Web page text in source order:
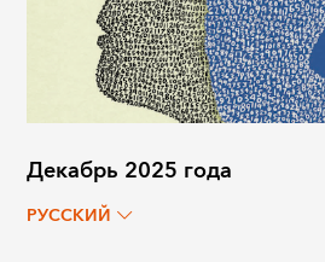
Декабрь 2025 года
РУССКИЙ